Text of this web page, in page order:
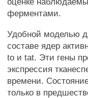
ферментами.
Удобной моделью
составе ядер
to и tat. Эти гены
экспрессия
времени.
только в